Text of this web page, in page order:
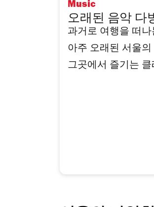
Music
오래된 음악 다
과거로 여행을 떠
아주 오래된 서울
그곳에서 즐기는 클